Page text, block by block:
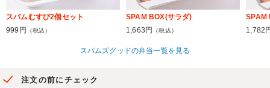
スパムむすび2個セット
999円
（税込）
SPAM BOX(サラダ)
1,663円
（税込）
SPAM
1,782
スパムズグッドの弁当一覧を見る
注文の前にチェック